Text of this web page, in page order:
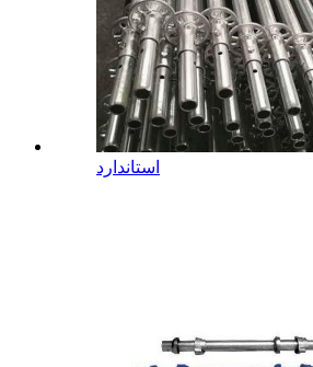
استاندارد